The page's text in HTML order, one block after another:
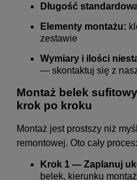
Długość
Elementy montażu:
zestawie
Wymiary i ilości
— skontaktuj się z
Montaż belek
krok po kroku
Montaż jest prostszy niż
remontowej. Oto cały proces:
Krok 1 — Zaplanuj
belek, kierunku